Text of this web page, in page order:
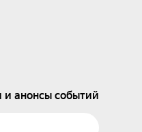
анонсы событий